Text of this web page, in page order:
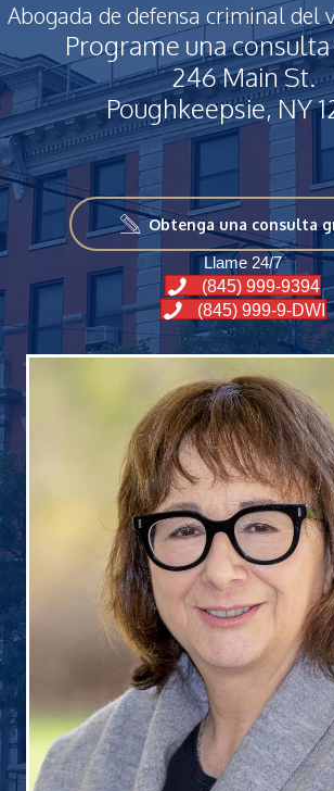
Abogada de defensa criminal del
Programe una
246 Main St.
Poughkeepsie, NY
Obtenga una consulta
Llame 24/7
(845) 999-9394
(845) 999-9-DWI